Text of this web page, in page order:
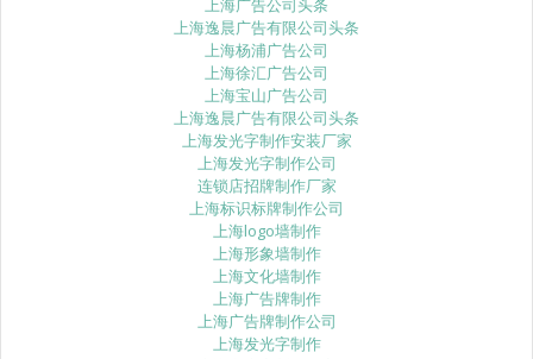
上海广告公司头条
上海逸晨广告有限公司头条
上海杨浦广告公司
上海徐汇广告公司
上海宝山广告公司
上海逸晨广告有限公司头条
上海发光字制作安装厂家
上海发光字制作公司
连锁店招牌制作厂家
上海标识标牌制作公司
上海logo墙制作
上海形象墙制作
上海文化墙制作
上海广告牌制作
上海广告牌制作公司
上海发光字制作